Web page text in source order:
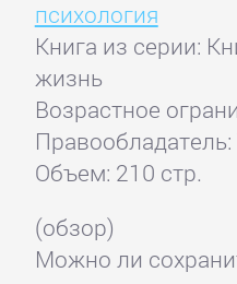
психология
Книга из серии:
жизнь
Возрастное
Объем: 210 стр.
(обзор)
Можно ли